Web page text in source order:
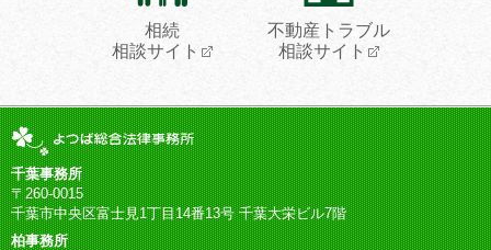
相続
相談サイト
不動産トラブル
相談サイト
千葉事務所
〒260-0015
千葉市中央区富士見1丁目14番13号 千葉大栄ビル7階
柏事務所